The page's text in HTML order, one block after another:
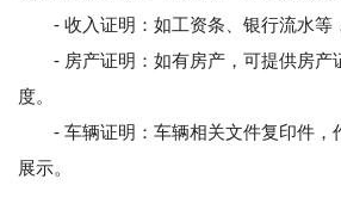
- 收入证明：如工资条、银行流水等
- 房产证明：如有房产，可提供房产
度。
- 车辆证明：车辆相关文件复印件，
展示。